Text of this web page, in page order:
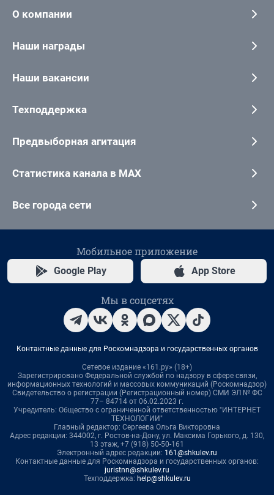
О компании
Наши награды
Наши вакансии
Техподдержка
Предвыборная агитация
Статистика канала в MAX
Все города сети
Мобильное приложение
Google Play App Store
Мы в соцсетях
Контактные данные для Роскомнадзора и государственных органов
Сетевое издание «161.ру» (18+)
Зарегистрировано Федеральной службой по надзору в сфере связи,
информационных технологий и массовых коммуникаций (Роскомнадзор)
Свидетельство о регистрации (Регистрационный номер) СМИ ЭЛ № ФС
77– 84714 от 06.02.2023 г.
Учредитель: Общество с ограниченной ответственностью "ИНТЕРНЕТ
ТЕХНОЛОГИИ"
Главный редактор: Сергеева Ольга Викторовна
Адрес редакции: 344002, г. Ростов-на-Дону, ул. Максима Горького, д. 130,
13 этаж, +7 (918) 50-50-161
Электронный адрес редакции: 161@shkulev.ru
Контактные данные для Роскомнадзора и государственных органов:
juristnn@shkulev.ru
Техподдержка: help@shkulev.ru